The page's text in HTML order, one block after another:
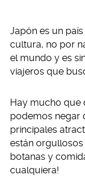
Japón es un
cultura, no por
el mundo y es
viajeros que
Hay mucho que
podemos negar
principales
están orgullosos
botanas y
cualquiera!